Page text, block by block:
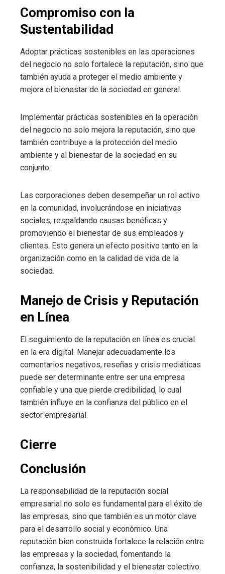
Compromiso con la
Sustentabilidad
Adoptar prácticas sostenibles en las operaciones
del negocio no solo fortalece la reputación, sino que
también ayuda a proteger el medio ambiente y
mejora el bienestar de la sociedad en general.
Implementar prácticas sostenibles en la operación
del negocio no solo mejora la reputación, sino que
también contribuye a la protección del medio
ambiente y al bienestar de la sociedad en su
conjunto.
Las corporaciones deben desempeñar un rol activo
en la comunidad, involucrándose en iniciativas
sociales, respaldando causas benéficas y
promoviendo el bienestar de sus empleados y
clientes. Esto genera un efecto positivo tanto en la
organización como en la calidad de vida de la
sociedad.
Manejo de Crisis y Reputación
en Línea
El seguimiento de la reputación en línea es crucial
en la era digital. Manejar adecuadamente los
comentarios negativos, reseñas y crisis mediáticas
puede ser determinante entre ser una empresa
confiable y una que pierde credibilidad, lo cual
también influye en la confianza del público en el
sector empresarial.
Cierre
Conclusión
La responsabilidad de la reputación social
empresarial no solo es fundamental para el éxito de
las empresas, sino que también es un motor clave
para el desarrollo social y económico. Una
reputación bien construida fortalece la relación entre
las empresas y la sociedad, fomentando la
confianza, la sostenibilidad y el bienestar colectivo.